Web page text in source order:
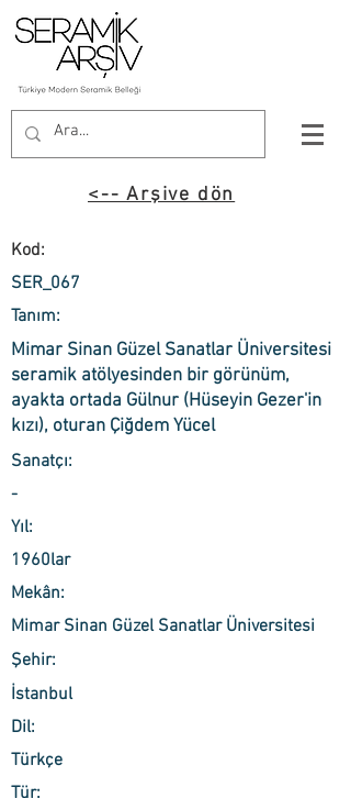
<-- Arşive dön
Kod:
SER_067
Tanım:
Mimar Sinan Güzel Sanatlar Üniversitesi
seramik atölyesinden bir görünüm,
ayakta ortada Gülnur (Hüseyin Gezer'in
kızı), oturan Çiğdem Yücel
Sanatçı:
-
Yıl:
1960lar
Mekân:
Mimar Sinan Güzel Sanatlar Üniversitesi
Şehir:
İstanbul
Dil:
Türkçe
Tür: